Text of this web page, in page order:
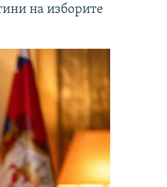
на изборите